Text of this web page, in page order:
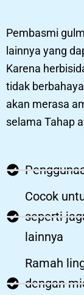
Pembasmi
lainnya yang
Karena
tidak
akan merasa
selama Tahap
Cocok
seperti
lainnya
Ramah
dengan